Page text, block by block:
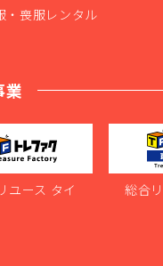
・喪服レンタル
業
ユース タイ 総合